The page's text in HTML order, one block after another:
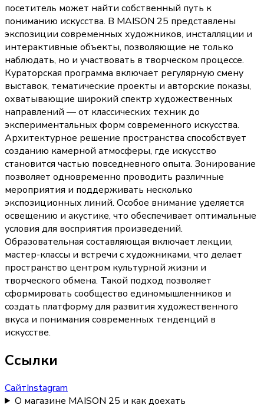
посетитель может найти собственный путь к
пониманию искусства. В MAISON 25 представлены
экспозиции современных художников, инсталляции и
интерактивные объекты, позволяющие не только
наблюдать, но и участвовать в творческом процессе.
Кураторская программа включает регулярную смену
выставок, тематические проекты и авторские показы,
охватывающие широкий спектр художественных
направлений — от классических техник до
экспериментальных форм современного искусства.
Архитектурное решение пространства способствует
созданию камерной атмосферы, где искусство
становится частью повседневного опыта. Зонирование
позволяет одновременно проводить различные
мероприятия и поддерживать несколько
экспозиционных линий. Особое внимание уделяется
освещению и акустике, что обеспечивает оптимальные
условия для восприятия произведений.
Образовательная составляющая включает лекции,
мастер-классы и встречи с художниками, что делает
пространство центром культурной жизни и
творческого обмена. Такой подход позволяет
сформировать сообщество единомышленников и
создать платформу для развития художественного
вкуса и понимания современных тенденций в
искусстве.
Ссылки
СайтInstagram
О магазине MAISON 25 и как доехать